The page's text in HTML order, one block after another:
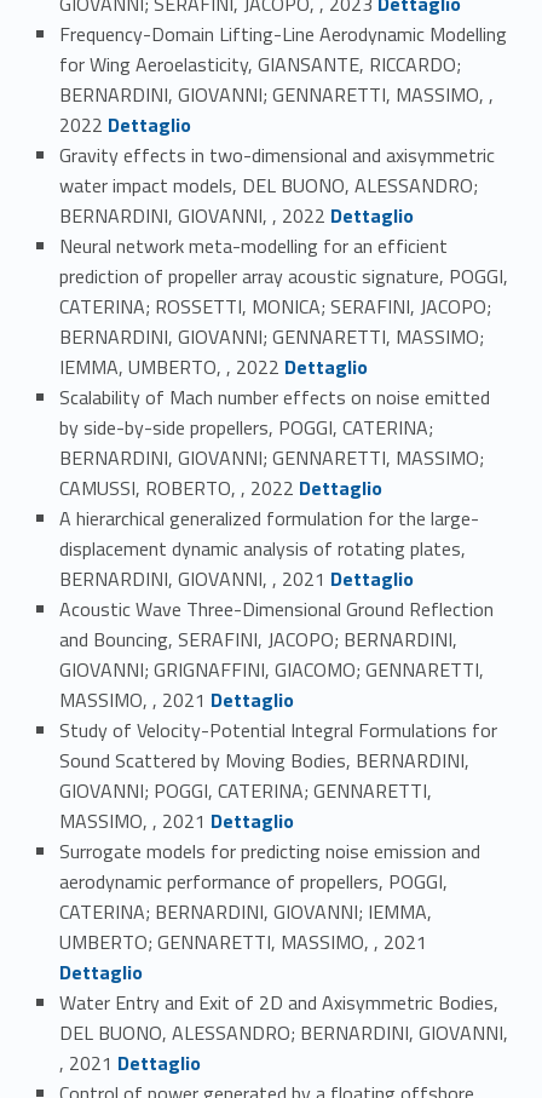
Frequency-Domain Lifting-Line Aerodynamic Modelling
for Wing Aeroelasticity, GIANSANTE, RICCARDO;
BERNARDINI, GIOVANNI; GENNARETTI, MASSIMO, ,
2022 Link identifier #identifier_person_47866-14
Dettaglio
Gravity effects in two-dimensional and axisymmetric
water impact models, DEL BUONO, ALESSANDRO;
BERNARDINI, GIOVANNI, , 2022 Link identifier #identifier_person_193620-15
Dettaglio
Neural network meta-modelling for an efficient
prediction of propeller array acoustic signature, POGGI,
CATERINA; ROSSETTI, MONICA; SERAFINI, JACOPO;
BERNARDINI, GIOVANNI; GENNARETTI, MASSIMO;
IEMMA, UMBERTO, , 2022 Link identifier #identifier_person_160540-16
Dettaglio
Scalability of Mach number effects on noise emitted
by side-by-side propellers, POGGI, CATERINA;
BERNARDINI, GIOVANNI; GENNARETTI, MASSIMO;
CAMUSSI, ROBERTO, , 2022 Link identifier #identifier_person_6722-17
Dettaglio
A hierarchical generalized formulation for the large-
displacement dynamic analysis of rotating plates,
BERNARDINI, GIOVANNI, , 2021 Link identifier #identifier_person_193000-18
Dettaglio
Acoustic Wave Three-Dimensional Ground Reflection
and Bouncing, SERAFINI, JACOPO; BERNARDINI,
GIOVANNI; GRIGNAFFINI, GIACOMO; GENNARETTI,
MASSIMO, , 2021 Link identifier #identifier_person_54674-19
Dettaglio
Study of Velocity-Potential Integral Formulations for
Sound Scattered by Moving Bodies, BERNARDINI,
GIOVANNI; POGGI, CATERINA; GENNARETTI,
MASSIMO, , 2021 Link identifier #identifier_person_22483-20
Dettaglio
Surrogate models for predicting noise emission and
aerodynamic performance of propellers, POGGI,
CATERINA; BERNARDINI, GIOVANNI; IEMMA,
UMBERTO; GENNARETTI, MASSIMO, , 2021Link identifier #identifier_person_161069-21
Dettaglio
Water Entry and Exit of 2D and Axisymmetric Bodies,
DEL BUONO, ALESSANDRO; BERNARDINI, GIOVANNI,
, 2021 Link identifier #identifier_person_33220-22
Dettaglio